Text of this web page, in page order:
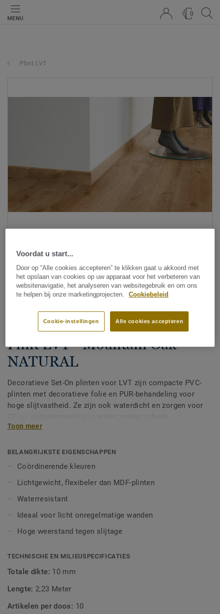
MENU
0
Plint LVT
Afwerking|Plinten
Plint LVT - Mountain Oak
NATURAL
Decoratieve Set-On plinten voor LVT zijn compacte PVC-
plinten met decoratieve folie en PUR-behandeling voor
hoge slijtvastheid. Ze zijn ook waterdicht en zorgen voor
Verkrijgbaar in 2 hoogtes 60 mm en 80 mm (Ultimate-
afwerking. Decoratieve set-on plinten zijn geschikt voor
alle LVT-vloeren (Glue-Down, Click en Loose-Lay).
Toon meer
BELANGRIJKSTE EIGENSCHAPPEN
Coördinerende kleuren
Lichtgewicht, flexibeler dan MDF-plinten
Waterresistant
Ideaal voor licht onregelmatige wanden
Hoge weerstand tegen slijtage
TECHNISCHE EN MILIEUSPECIFICATIES
Totale dikte: 10 mm
Lengte: 2,23 Meter
Artikelen per doos: 10
Voordat u start...
Door op “Alle cookies accepteren” te klikken gaat u akkoord met
het opslaan van cookies op uw apparaat voor het verbeteren van
websitenavigatie, het analyseren van websitegebruik en om ons
te helpen bij onze marketingprojecten.
Cookiebeleid
Alle cookies accepteren
Cookie-instellingen